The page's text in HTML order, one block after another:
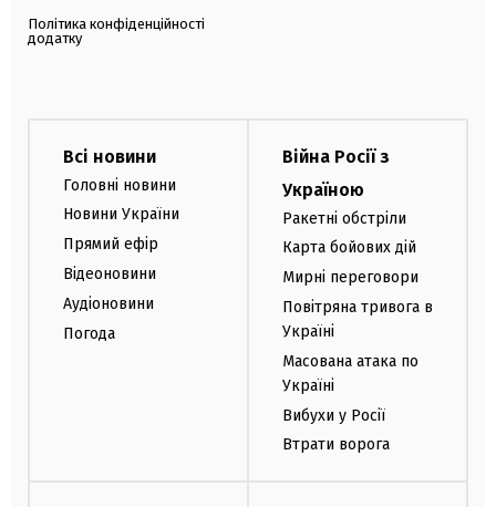
Політика конфіденційності
додатку
Всі новини
Головні новини
Новини України
Прямий ефір
Відеоновини
Аудіоновини
Погода
Війна Росії з
Україною
Ракетні обстріли
Карта бойових дій
Мирні переговори
Повітряна тривога в
Україні
Масована атака по
Україні
Вибухи у Росії
Втрати ворога